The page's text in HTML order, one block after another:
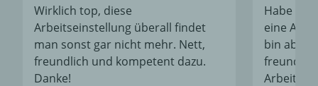
Wirklich top, diese
Arbeitseinstellung überall findet
man sonst gar nicht mehr. Nett,
freundlich und kompetent dazu.
Danke!
Habe
eine
bin
Arbeit